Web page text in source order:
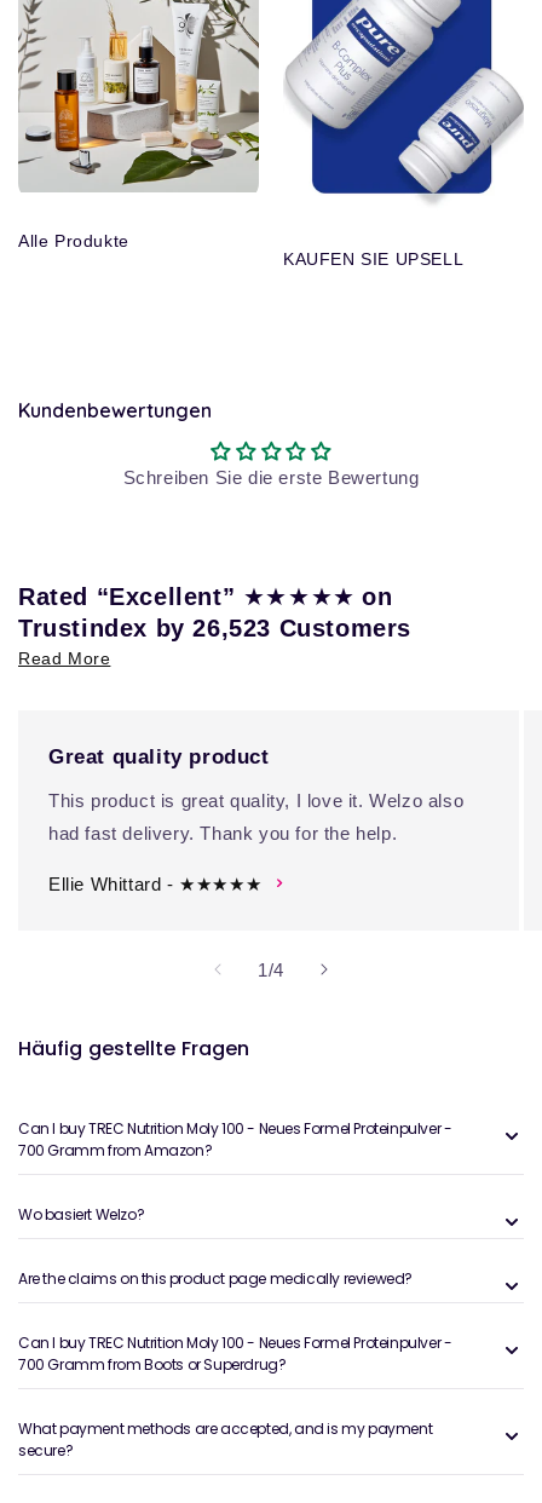
Alle Produkte
KAUFEN SIE UPSELL
Kundenbewertungen
Schreiben Sie die erste Bewertung
Rated “Excellent” ★★★★★on
Trustindex by 26,523 Customers
Read More
Great quality product
This product is great quality, I love it. Welzo also
had fast delivery. Thank you for the help.
Ellie Whittard - ★★★★★
1/von
4
Häufig gestellte Fragen
Can I buy TREC Nutrition Moly 100 - Neues Formel Proteinpulver -
700 Gramm from Amazon?
Wo basiert Welzo?
Are the claims on this product page medically reviewed?
Can I buy TREC Nutrition Moly 100 - Neues Formel Proteinpulver -
700 Gramm from Boots or Superdrug?
What payment methods are accepted, and is my payment
secure?